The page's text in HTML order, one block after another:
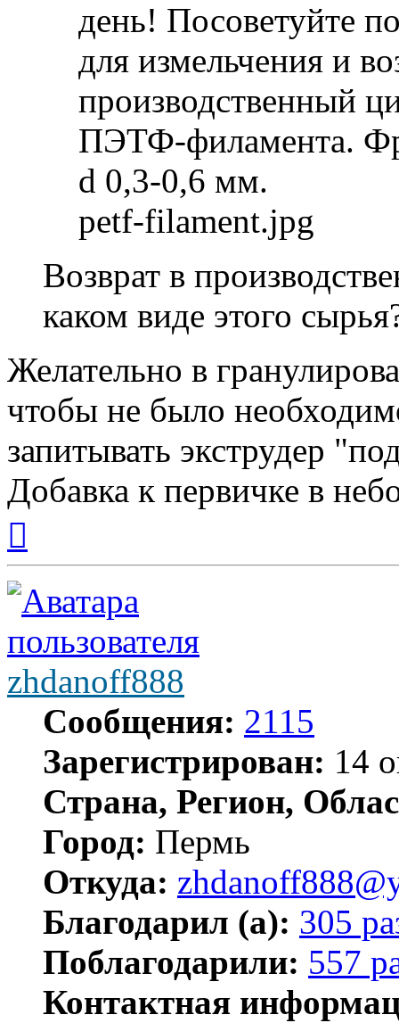
день! Посоветуйте
для измельчения и
производственный
ПЭТФ-филамента.
d 0,3-0,6 мм.
petf-filament.jpg
Возврат в
каком виде этого
Желательно в
чтобы не было
запитывать экструдер
Добавка к первичке в
началу
zhdanoff888
Сообщения: 2115
Зарегистрирован: 14
Страна, Регион,
Город: Пермь
Откуда:
Благодарил (а): 305
Поблагодарили: 557
Контактная